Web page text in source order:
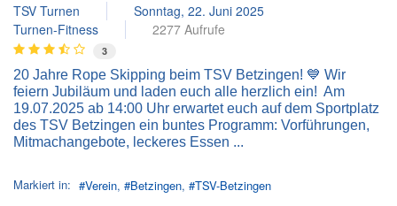
TSV Turnen
Sonntag, 22. Juni 2025
Turnen-Fitness
2277 Aufrufe
3
20 Jahre Rope Skipping beim TSV Betzingen! 💙 Wir
feiern Jubiläum und laden euch alle herzlich ein! Am
19.07.2025 ab 14:00 Uhr erwartet euch auf dem Sportplatz
des TSV Betzingen ein buntes Programm: Vorführungen,
Mitmachangebote, leckeres Essen ...
Markiert in: Verein Betzingen TSV-Betzingen